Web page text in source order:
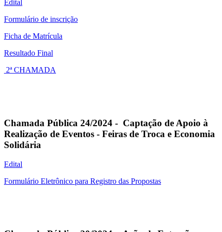
Edital
Formulário de inscrição
Ficha de Matrícula
Resultado Final
2ª CHAMADA
Chamada Pública 24/2024 - Captação de Apoio à
Realização de Eventos - Feiras de Troca e Economia
Solidária
Edital
Formulário Eletrônico para Registro das Propostas